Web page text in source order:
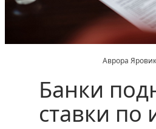
Аврора
Банки
ставки по